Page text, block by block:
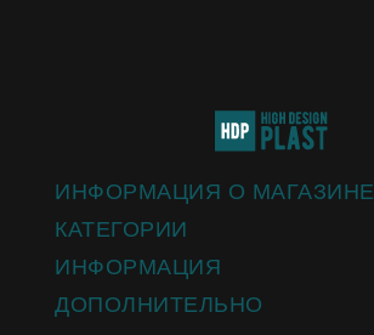
ИНФОРМАЦИЯ О МАГАЗИНЕ
КАТЕГОРИИ
ИНФОРМАЦИЯ
ДОПОЛНИТЕЛЬНО